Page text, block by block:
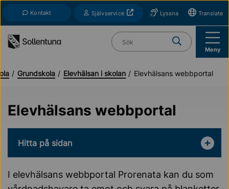
Kontakt SjälvserviceÖppnas i nytt fönsterLyssna Translate
Vad söker du?
Meny
Grundskola Elevhälsan i skolan Elevhälsans webbportal
Elevhälsans webbportal
Hitta på sidan
I elevhälsans webbportal Prorenata kan du som